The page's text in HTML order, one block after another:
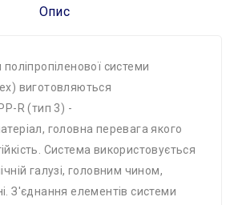
Опис
системи
виготовляються
R (тип 3) -
головна перевага якого
Система використовується
галузі, головним чином,
З'єднання елементів системи